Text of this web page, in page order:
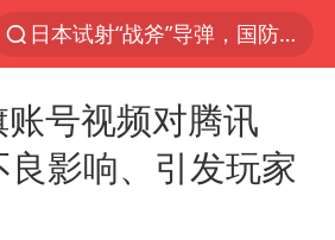
日本试射“战斧”导弹，国防部回应
向鹏0-3不敌张本智和
号视频对腾讯
良影响、引发玩家